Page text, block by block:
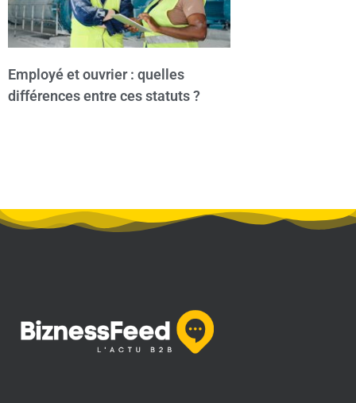
Employé et ouvrier : quelles
différences entre ces statuts ?